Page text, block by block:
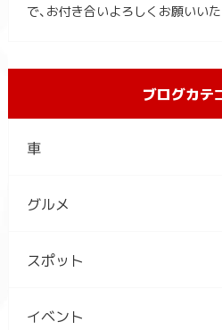
で、お付き合いよろしくお願いいた
ブログカテ
車
グルメ
スポット
イベント